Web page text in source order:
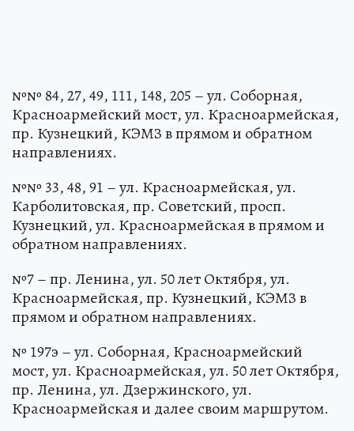
№№ 84, 27, 49, 111, 148, 205 – ул. Соборная,
Красноармейский мост, ул. Красноармейская,
пр. Кузнецкий, КЭМЗ в прямом и обратном
направлениях.
№№ 33, 48, 91 – ул. Красноармейская, ул.
Карболитовская, пр. Советский, просп.
Кузнецкий, ул. Красноармейская в прямом и
обратном направлениях.
№7 – пр. Ленина, ул. 50 лет Октября, ул.
Красноармейская, пр. Кузнецкий, КЭМЗ в
прямом и обратном направлениях.
№ 197э – ул. Соборная, Красноармейский
мост, ул. Красноармейская, ул. 50 лет Октября,
пр. Ленина, ул. Дзержинского, ул.
Красноармейская и далее своим маршрутом.